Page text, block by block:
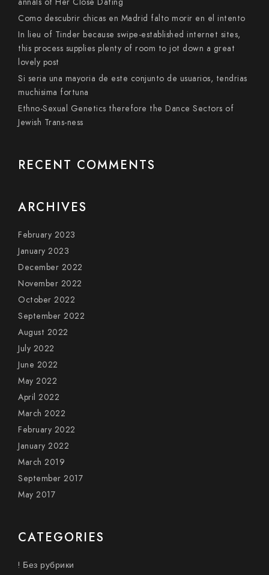
Como descubrir chicas en Madrid falto morir en el intento
In lieu of Tinder because swipe-established internet sites,
this process supplies plenty of room to jot down a great
lovely post
Si seri­a una mayoria de este conjunto de usuarios, tendri­as
muchisima fortuna
Ethno-Sexual Genetics therefore the Dance Sectors of
Jewish Trans-ness
RECENT COMMENTS
ARCHIVES
February 2023
January 2023
December 2022
November 2022
October 2022
September 2022
August 2022
July 2022
June 2022
May 2022
April 2022
March 2022
February 2022
January 2022
March 2019
September 2017
May 2017
CATEGORIES
! Без рубрики